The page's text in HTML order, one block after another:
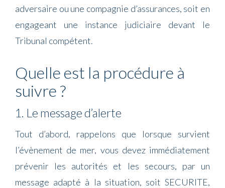
adversaire ou une compagnie d’assurances, soit en
engageant une instance judiciaire devant le
Tribunal compétent.
Quelle est la procédure à
suivre ?
1. Le message d’alerte
Tout d’abord, rappelons que lorsque survient
l’évènement de mer, vous devez immédiatement
prévenir les autorités et les secours, par un
message adapté à la situation, soit SECURITE,